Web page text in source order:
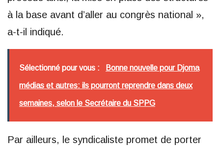
à la base avant d’aller au congrès national »,
a-t-il indiqué.
Sélectionné pour vous : Bonne nouvelle pour Djoma
médias et autres: ils pourront reprendre dans deux
semaines, selon le Secrétaire du SPPG
Par ailleurs, le syndicaliste promet de porter